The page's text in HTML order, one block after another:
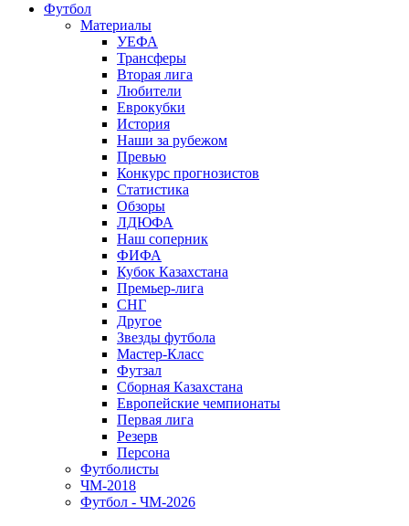
Футбол
Материалы
УЕФА
Трансферы
Вторая лига
Любители
Еврокубки
История
Наши за рубежом
Превью
Конкурс прогнозистов
Статистика
Обзоры
ЛДЮФА
Наш соперник
ФИФА
Кубок Казахстана
Премьер-лига
СНГ
Другое
Звезды футбола
Мастер-Класс
Футзал
Сборная Казахстана
Европейские чемпионаты
Первая лига
Резерв
Персона
Футболисты
ЧМ-2018
Футбол - ЧМ-2026